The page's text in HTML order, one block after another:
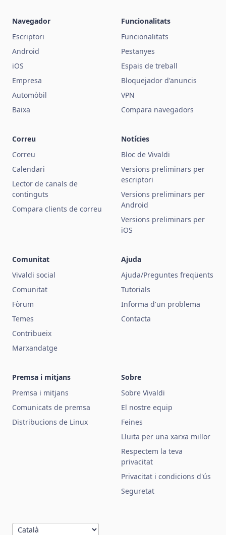
Navegador
Escriptori
Android
iOS
Empresa
Automòbil
Baixa
Funcionalitats
Funcionalitats
Pestanyes
Espais de treball
Bloquejador d'anuncis
VPN
Compara navegadors
Correu
Correu
Calendari
Lector de canals de
continguts
Compara clients de correu
Notícies
Bloc de Vivaldi
Versions preliminars per
escriptori
Versions preliminars per
Android
Versions preliminars per
iOS
Comunitat
Vivaldi social
Comunitat
Fòrum
Temes
Contribueix
Marxandatge
Ajuda
Ajuda/Preguntes freqüents
Tutorials
Informa d'un problema
Contacta
Premsa i mitjans
Premsa i mitjans
Comunicats de premsa
Distribucions de Linux
Sobre
Sobre Vivaldi
El nostre equip
Feines
Lluita per una xarxa millor
Respectem la teva
privacitat
Privacitat i condicions d'ús
Seguretat